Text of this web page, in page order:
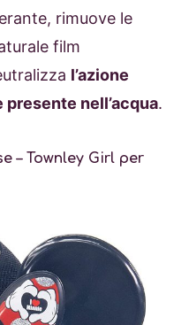
rimuove le
film
l’azione
nell’acqua.
– Townley Girl per